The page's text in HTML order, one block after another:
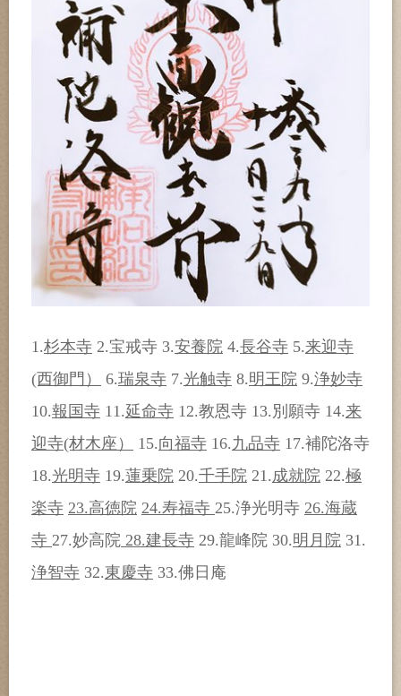
1.杉本寺 2.宝戒寺 3.安養院 4.長谷寺 5.来迎寺
(西御門）
6.瑞泉寺 7.光触寺 8.明王院 9.浄妙寺
10.報国寺 11.延命寺 12.教恩寺 13.別願寺 14.来
迎寺(材木座）
15.向福寺 16.九品寺 17.補陀洛寺
18.光明寺 19.蓮乗院 20.千手院 21. 成就院 22.極
楽寺 23.高徳院 24.寿福寺 25.浄光明寺 26.海蔵
寺 27.妙高院 28.建長寺 29.龍峰院 30.明月院 31.
浄智寺 32.東慶寺 33.佛日庵